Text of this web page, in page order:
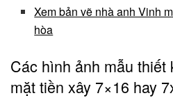
Xem bản vẽ nhà anh Vinh
hòa
Các hình ảnh mẫu thiết
mặt tiền xây 7×16 hay